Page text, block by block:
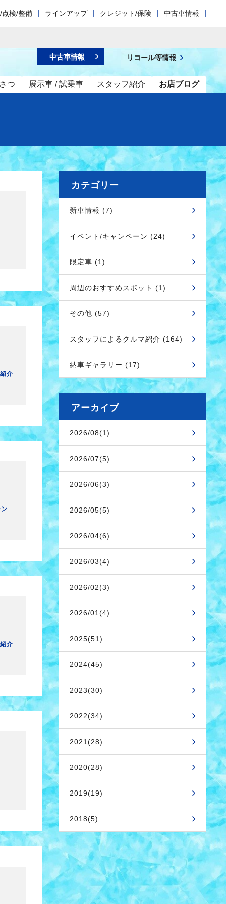
点検/整備 ラインアップ クレジット/保険 中古車情報
つ 展示車 / 試乗車 スタッフ紹介 お店ブログ
中古車情報 リコール等情報
介
介
カテゴリー
新車情報 (7)
イベント/キャンペーン (24)
限定車 (1)
周辺のおすすめスポット (1)
その他 (57)
スタッフによるクルマ紹介 (164)
納車ギャラリー (17)
アーカイブ
2026/08(1)
2026/07(5)
2026/06(3)
2026/05(5)
2026/04(6)
2026/03(4)
2026/02(3)
2026/01(4)
2025(51)
2024(45)
2023(30)
2022(34)
2021(28)
2020(28)
2019(19)
2018(5)